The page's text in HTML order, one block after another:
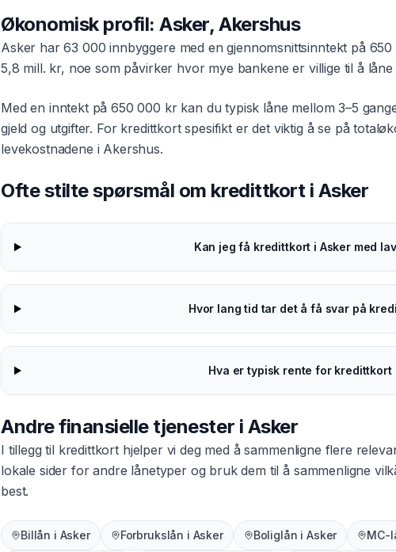
Økonomisk profil:Asker,Akershus
Asker har63 000 innbyggere med en gjennomsnittsinntekt på 650
5,8 mill. kr, noe som påvirker hvor mye bankene er villige til å
Med en inntekt på650 000 krkan du typisk låne mellom 3–5
gjeld og utgifter. For kredittkortspesifikt er det viktig å se på
levekostnadene i Akershus.
Ofte stilte spørsmål om kredittkorti Asker
Kan jeg få kredittkort i Asker med
Hvor lang tid tar det å få svar på
Hva er typisk rente for kredittkort
Andre finansielle tjenester i Asker
I tillegg til kredittkort hjelper vi deg med å sammenligne flere
lokale sider for andre lånetyper og bruk dem til å sammenligne
best.
Billån i Asker Forbrukslån i Asker Boliglån iAsker MC-